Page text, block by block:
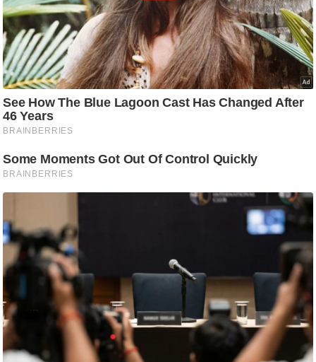
वि
श्ले
ष
ण
स
म
सा
यि
क
भू
मि
स्तं
भ
ए
म
.